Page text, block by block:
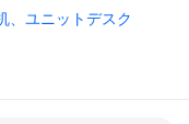
、ユニットデスク